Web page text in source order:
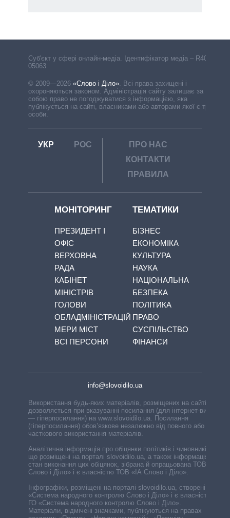
Cуб'єкт у сфері онлайн-медіа. Ідентифікатор медіа – R40-
05063
© 2009—2026 «Слово і Діло» Всі права захищені і
охороняються законом. Адміністрація сайту залишає за
собою право не погоджуватися з інформацією, яка
публікується на сайті, власниками або авторами якої є треті
особи.
УКР РОС
ПРО НАС
КОНТАКТИ
ПРАВИЛА
МОНІТОРИНГ
ПРЕЗИДЕНТ І
ОФІС
ВЕРХОВНА
РАДА
КАБІНЕТ
МІНІСТРІВ
ГОЛОВИ
ОБЛАДМІНІСТРАЦІЙ
МЕРИ МІСТ
ВСІ ПЕРСОНИ
ТЕМАТИКИ
БІЗНЕС
ЕКОНОМІКА
КУЛЬТУРА
НАУКА
НАЦІОНАЛЬНА
БЕЗПЕКА
ПОЛІТИКА
ПРАВО
СУСПІЛЬСТВО
ФІНАНСИ
info@slovoidilo.ua
Використання будь-яких матеріалів, розміщених на сайті,
дозволяється при вказуванні посилання (для інтернет-видань
— гіперпосилання) на www.slovoidilo.ua. Посилання
(гіперпосилання) обов’язкове незалежно від повного або
часткового використання матеріалів.
Аналітична інформація про обіцянки політиків і чиновників,
що розміщені на порталі slovoidilo.ua, а також інформація про
стан виконання цих обіцянок, зібрана й опрацьована ТОВ «ІА
Слово і Діло» і є власністю ТОВ «ІА Слово і Діло».
Інфографіки, розміщені на порталі slovoidilo.ua, створені ГО
«Система народного контролю Слово і Діло» і є власністю
ГО «Система народного контролю Слово і Діло».
Матеріали, відмічені значками, публікуються на правах